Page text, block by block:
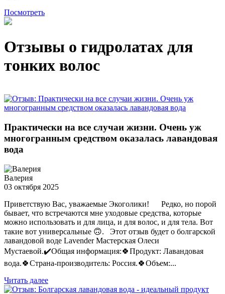
Посмотреть
Отзывы о гидролатах для
тонких волос
Практически на все случаи жизни. Очень уж
многогранным средством оказалась лавандовая
вода
Валерия
03 октября 2025
Приветствую Вас, уважаемые Экоголики! Редко, но порой
бывает, что встречаются мне уходовые средства, которые
можно использовать и для лица, и для волос, и для тела. Вот
такие вот универсальные 🙃. Этот отзыв будет о болгарской
лавандовой воде Lavender Мастерская Олеси
Мустаевой.✔️Общая информация:🍀Продукт: Лавандовая
вода.🍀Страна-производитель: Россия.🍀Объем:...
Читать далее